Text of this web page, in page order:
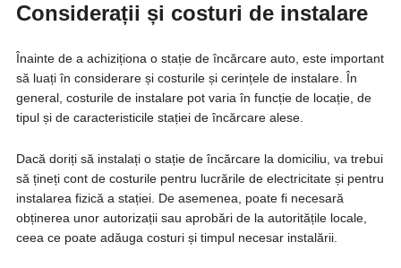
Considerații și costuri de instalare
Înainte de a achiziționa o stație de încărcare auto, este important
să luați în considerare și costurile și cerințele de instalare. În
general, costurile de instalare pot varia în funcție de locație, de
tipul și de caracteristicile stației de încărcare alese.
Dacă doriți să instalați o stație de încărcare la domiciliu, va trebui
să țineți cont de costurile pentru lucrările de electricitate și pentru
instalarea fizică a stației. De asemenea, poate fi necesară
obținerea unor autorizații sau aprobări de la autoritățile locale,
ceea ce poate adăuga costuri și timpul necesar instalării.